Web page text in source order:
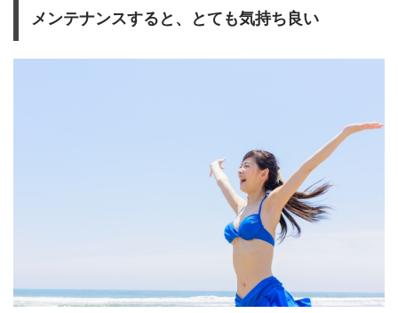
メンテナンスすると、とても気持ち良い